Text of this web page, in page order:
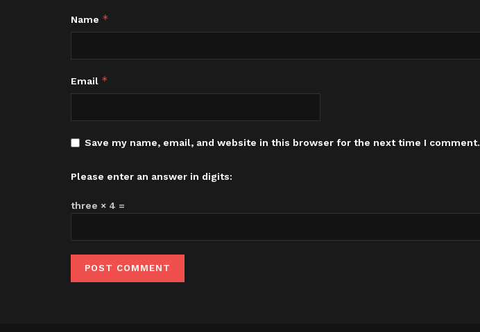
Name *
Email *
Save my name, email, and website in this browser for the next time I comment.
Please enter an answer in digits:
three × 4 =